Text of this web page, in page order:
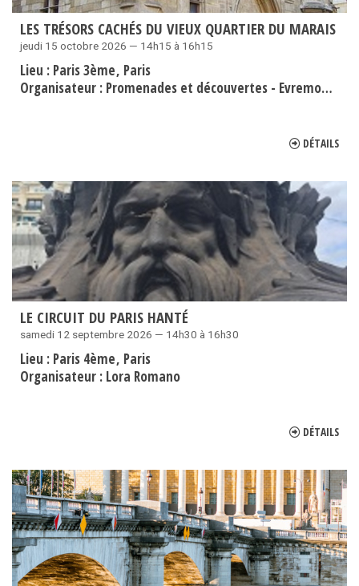
LES TRÉSORS CACHÉS DU VIEUX QUARTIER DU MARAIS
jeudi 15 octobre 2026 — 14h15 à 16h15
Lieu : Paris 3ème Paris
Organisateur : Promenades et découvertes - Evremond Bac
DÉTAILS
LE CIRCUIT DU PARIS HANTÉ
samedi 12 septembre 2026 — 14h30 à 16h30
Lieu : Paris 4ème Paris
Organisateur : Lora Romano
DÉTAILS